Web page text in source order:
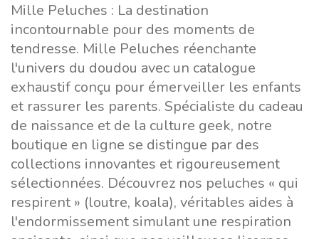
Mille Peluches : La destination
incontournable pour des moments de
tendresse. Mille Peluches réenchante
l'univers du doudou avec un catalogue
exhaustif conçu pour émerveiller les enfants
et rassurer les parents. Spécialiste du cadeau
de naissance et de la culture geek, notre
boutique en ligne se distingue par des
collections innovantes et rigoureusement
sélectionnées. Découvrez nos peluches « qui
respirent » (loutre, koala), véritables aides à
l'endormissement simulant une respiration